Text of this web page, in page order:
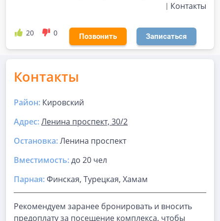
Контакты
20 0 Позвонить Записаться
Контакты
Район: Кировский
Адрес:Ленина проспект, 30/2
Остановка:Ленина проспект
Вместимость:до 20 чел
Парная:Финская, Турецкая, Хамам
Рекомендуем заранее бронировать и вносить
предоплату за посещение комплекса, чтобы